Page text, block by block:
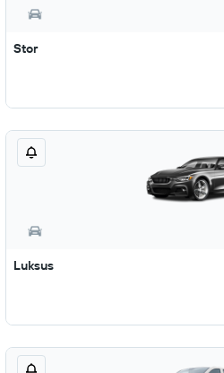
Stor
Luksus